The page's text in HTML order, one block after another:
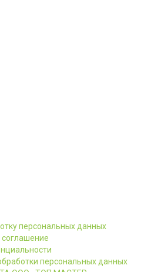
персональных данных
соглашение
персональных данных